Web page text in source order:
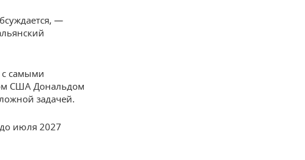
—
самыми
США Дональдом
задачей.
июля 2027